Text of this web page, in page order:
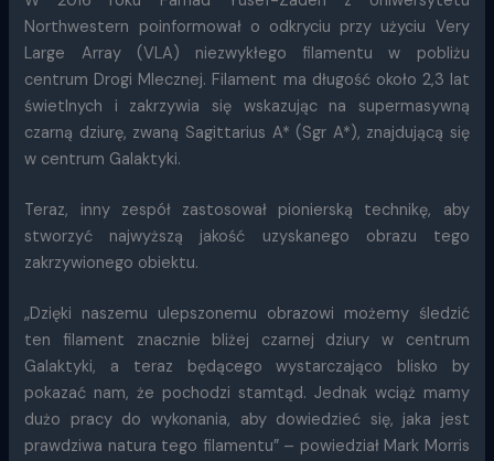
Northwestern poinformował o odkryciu przy użyciu Very
Large Array (VLA) niezwykłego filamentu w pobliżu
centrum Drogi Mlecznej. Filament ma długość około 2,3 lat
świetlnych i zakrzywia się wskazując na supermasywną
czarną dziurę, zwaną Sagittarius A* (Sgr A*), znajdującą się
w centrum Galaktyki.
Teraz, inny zespół zastosował pionierską technikę, aby
stworzyć najwyższą jakość uzyskanego obrazu tego
zakrzywionego obiektu.
„Dzięki naszemu ulepszonemu obrazowi możemy śledzić
ten filament znacznie bliżej czarnej dziury w centrum
Galaktyki, a teraz będącego wystarczająco blisko by
pokazać nam, że pochodzi stamtąd. Jednak wciąż mamy
dużo pracy do wykonania, aby dowiedzieć się, jaka jest
prawdziwa natura tego filamentu” – powiedział Mark Morris